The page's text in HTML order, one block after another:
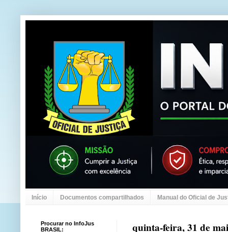
Início Documentos compartilhados Manual do Oficial de
quinta-feira, 31 de
Procurar no InfoJus
BRASIL: